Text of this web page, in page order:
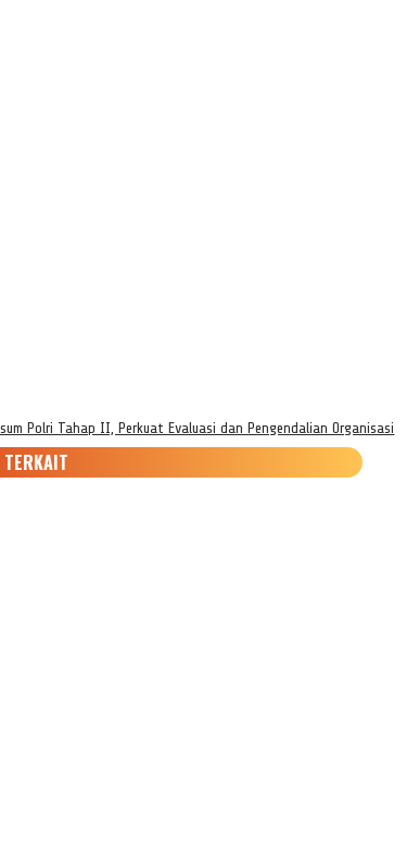
Polri Tahap II, Perkuat Evaluasi dan Pengendalian Organisasi
TERKAIT